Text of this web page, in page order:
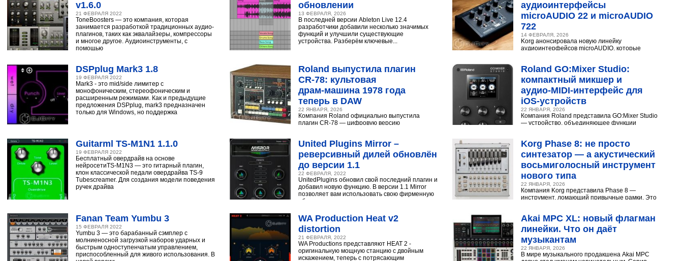
v1.6.0
21 ФЕВРАЛЯ 2022
ToneBoosters — это компания, которая
занимается разработкой традиционных аудио-
плагинов, таких как эквалайзеры, компрессоры
и многое другое. Аудиоинструменты, с
помощью
DSPplug Mark3 1.8
19 ФЕВРАЛЯ 2022
Mark3 - это mid/side лимитер с
монофоническим, стереофоническим и
расширенным режимами. Как и предыдущие
предложения DSPplug, mark3 предназначен
только для Windows, но поддержка
Guitarml TS-M1N1 1.1.0
19 ФЕВРАЛЯ 2022
Бесплатный овердрайв на основе
нейросетиTS-M1N3 — это гитарный плагин,
клон классической педали овердрайва TS-9
Tubescreamer. Для создания модели поведения
ручек драйва
Fanan Team Yumbu 3
15 ФЕВРАЛЯ 2022
Yumbu 3 — это барабанный сэмплер с
молниеносной загрузкой наборов ударных и
быстрым одноступенчатым управлением,
приспособленный для живого использования. В
обновлении
13 ФЕВРАЛЯ, 2026
В последней версии Ableton Live 12.4
разработчики добавили несколько значимых
функций и улучшили существующие
устройства. Разберём ключевые...
Roland выпустила плагин
CR‑78: культовая
драм‑машина 1978 года
теперь в DAW
22 ЯНВАРЯ, 2026
Компания Roland официально выпустила
плагин CR-78 — цифровую версию
United Plugins Mirror –
реверсивный дилей обновлён
до версии 1.1
22 ФЕВРАЛЯ, 2022
UnitedPlugins обновил свой последний плагин и
добавил новую функцию. В версии 1.1 Mirror
позволяет вам использовать свою фирменную
обратную...
WA Production Heat v2
distortion
21 ФЕВРАЛЯ, 2022
WA Productions представляют HEAT 2 -
оригинальную мощную станцию с двойным
искажением, теперь с потрясающим
аудиоинтерфейсы
microAUDIO 22 и microAUDIO
722
14 ФЕВРАЛЯ, 2026
Korg анонсировала новую линейку
аудиоинтерфейсов microAUDIO, которые
Roland GO:Mixer Studio:
компактный микшер и
аудио‑MIDI‑интерфейс для
iOS‑устройств
22 ЯНВАРЯ, 2026
Компания Roland представила GO:Mixer Studio
— устройство, объединяющее функции
Korg Phase 8: не просто
синтезатор — а акустический
восьмиголосный инструмент
нового типа
22 ЯНВАРЯ, 2026
Компания Korg представила Phase 8 —
инструмент, ломающий привычные рамки. Это
Akai MPC XL: новый флагман
линейки. Что он даёт
музыкантам
22 ЯНВАРЯ, 2026
В мире музыкального продакшена Akai MPC